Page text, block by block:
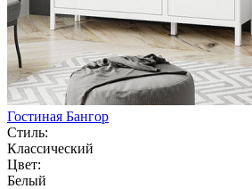
Гостиная Бангор
Стиль:
Классический
Цвет:
Белый